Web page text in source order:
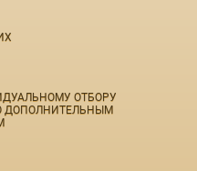
ОТБОРУ
ДОПОЛНИТЕЛЬНЫМ